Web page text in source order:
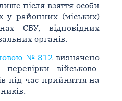
після взяття особи
у районних (міських)
СБУ, відповідних
органів.
№ 812 визначено
військово-
під час прийняття на